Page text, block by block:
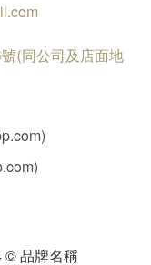
(同公司及店面地
© 品牌名稱